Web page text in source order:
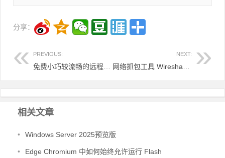
分享：
PREVIOUS: NEXT:
相关文章
• Windows Server 2025预览版
• Edge Chromium 中如何始终允许运行 Flash